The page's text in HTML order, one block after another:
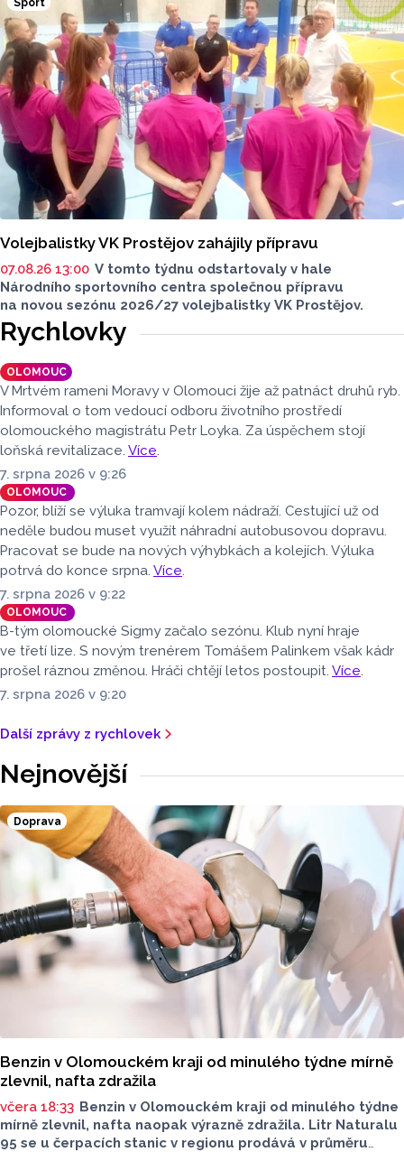
o tom, na jak dlouho podepsal nov hráč smlouvu
neinformovala.
Volejbalistky VK Prostějov zahájily přípravu
07.08.26 13:00 V tomto týdnu odstartovaly v hale
Národního sportovního centra společnou přípravu
na novou sezónu 2026/27 volejbalistky VK Prostějov.
Rychlovky
OLOMOUC
V Mrtvém rameni Moravy v Olomouci žije až patnáct druhů ryb.
Informoval o tom vedoucí odboru životního prostředí
olomouckého magistrátu Petr Loyka. Za úspěchem stojí
loňská revitalizace. Více.
7. srpna 2026 v 9:26
OLOMOUC
Pozor, blíží se výluka tramvají kolem nádraží. Cestující už od
neděle budou muset využít náhradní autobusovou dopravu.
Pracovat se bude na nových výhybkách a kolejích. Výluka
potrvá do konce srpna. Více.
7. srpna 2026 v 9:22
OLOMOUC
B-tým olomoucké Sigmy začalo sezónu. Klub nyní hraje
ve třetí lize. S novým trenérem Tomášem Palinkem však kádr
prošel ráznou změnou. Hráči chtějí letos postoupit. Více.
7. srpna 2026 v 9:20
Další zprávy z rychlovek
Nejnovější
Doprava
Benzin v Olomouckém kraji od minulého týdne mírně
zlevnil, nafta zdražila
včera 18:33 Benzin v Olomouckém kraji od minulého týdne
mírně zlevnil, nafta naopak výrazně zdražila. Litr Naturalu
95 se u čerpacích stanic v regionu prodává v průměru